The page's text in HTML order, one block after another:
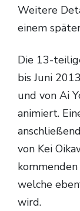
Weitere
einem
Die 13-teilige erste Staffel wurde von April
bis Juni
und von Ai
animiert.
von Kei
welche
wird.